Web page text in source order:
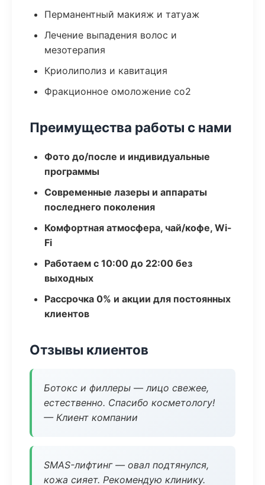
Перманентный макияж и татуаж
Лечение выпадения волос и
мезотерапия
Криолиполиз и кавитация
Фракционное омоложение co2
Преимущества работы с нами
Фото до/после и индивидуальные
программы
Современные лазеры и аппараты
последнего поколения
Комфортная атмосфера, чай/кофе, Wi-
Fi
Работаем с 10:00 до 22:00 без
выходных
Рассрочка 0% и акции для постоянных
клиентов
Отзывы клиентов
Ботокс и филлеры — лицо свежее,
естественно. Спасибо косметологу!
— Клиент компании
SMAS-лифтинг — овал подтянулся,
кожа сияет. Рекомендую клинику.